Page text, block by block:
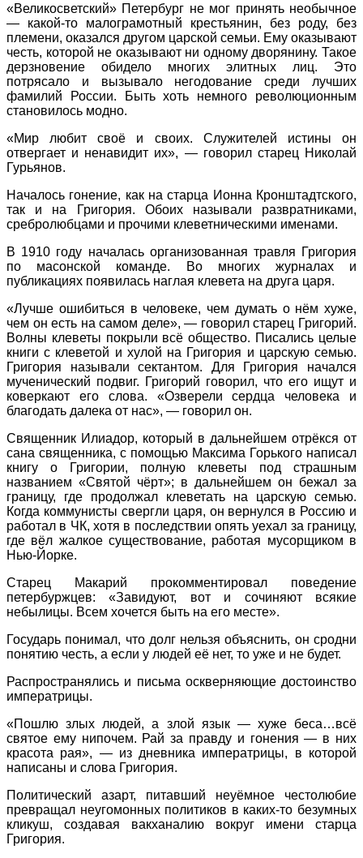
«Великосветский» Петербург не мог принять необычное
— какой-то малограмотный крестьянин, без роду, без
племени, оказался другом царской семьи. Ему оказывают
честь, которой не оказывают ни одному дворянину. Такое
дерзновение обидело многих элитных лиц. Это
потрясало и вызывало негодование среди лучших
фамилий России. Быть хоть немного революционным
становилось модно.
«Мир любит своё и своих. Служителей истины он
отвергает и ненавидит их», — говорил старец Николай
Гурьянов.
Началось гонение, как на старца Ионна Кронштадтского,
так и на Григория. Обоих называли развратниками,
сребролюбцами и прочими клеветническими именами.
В 1910 году началась организованная травля Григория
по масонской команде. Во многих журналах и
публикациях появилась наглая клевета на друга царя.
«Лучше ошибиться в человеке, чем думать о нём хуже,
чем он есть на самом деле», — говорил старец Григорий.
Волны клеветы покрыли всё общество. Писались целые
книги с клеветой и хулой на Григория и царскую семью.
Григория называли сектантом. Для Григория начался
мученический подвиг. Григорий говорил, что его ищут и
коверкают его слова. «Озверели сердца человека и
благодать далека от нас», — говорил он.
Священник Илиадор, который в дальнейшем отрёкся от
сана священника, с помощью Максима Горького написал
книгу о Григории, полную клеветы под страшным
названием «Святой чёрт»; в дальнейшем он бежал за
границу, где продолжал клеветать на царскую семью.
Когда коммунисты свергли царя, он вернулся в Россию и
работал в ЧК, хотя в последствии опять уехал за границу,
где вёл жалкое существование, работая мусорщиком в
Нью-Йорке.
Старец Макарий прокомментировал поведение
петербуржцев: «Завидуют, вот и сочиняют всякие
небылицы. Всем хочется быть на его месте».
Государь понимал, что долг нельзя объяснить, он сродни
понятию честь, а если у людей её нет, то уже и не будет.
Распространялись и письма оскверняющие достоинство
императрицы.
«Пошлю злых людей, а злой язык — хуже беса…всё
святое ему нипочем. Рай за правду и гонения — в них
красота рая», — из дневника императрицы, в которой
написаны и слова Григория.
Политический азарт, питавший неуёмное честолюбие
превращал неугомонных политиков в каких-то безумных
кликуш, создавая вакханалию вокруг имени старца
Григория.